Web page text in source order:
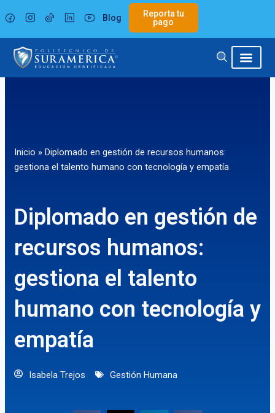
al
contenido
Blog
Reporta tu
pago
Inicio » Diplomado en gestión de recursos humanos:
gestiona el talento humano con tecnología y empatía
Diplomado en gestión de
recursos humanos:
gestiona el talento
humano con tecnología y
empatía
Isabela Trejos Gestión Humana